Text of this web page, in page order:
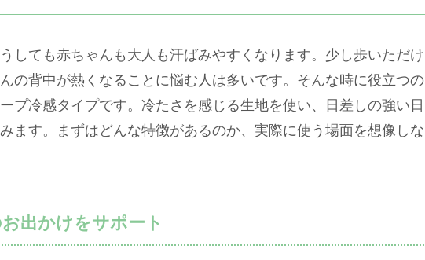
しても赤ちゃんも大人も汗ばみやすくなります。少し歩いただけ
の背中が熱くなることに悩む人は多いです。そんな時に役立つの
プ冷感タイプです。冷たさを感じる生地を使い、日差しの強い日
ます。まずはどんな特徴があるのか、実際に使う場面を想像しな
出かけをサポート